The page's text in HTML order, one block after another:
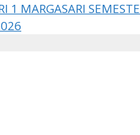
1 MARGASARI